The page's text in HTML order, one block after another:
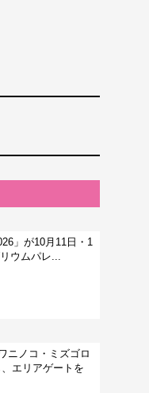
」が10月11日・1
ウムパレ...
ニノコ・ミズゴロ
エリアゲートを